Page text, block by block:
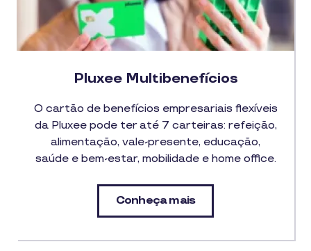
Pluxee Multibenefícios
O cartão de benefícios empresariais flexíveis
da Pluxee pode ter até 7 carteiras: refeição,
alimentação, vale-presente, educação,
saúde e bem-estar, mobilidade e home office.
Conheça mais